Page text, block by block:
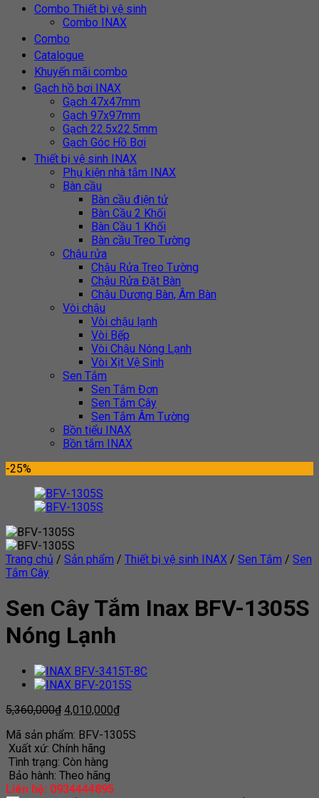
Combo Thiết bị vệ sinh
Combo INAX
Combo
Catalogue
Khuyến mãi combo
Gạch hồ bơi INAX
Gạch 47x47mm
Gạch 97x97mm
Gạch 22.5x22.5mm
Gạch Góc Hồ Bơi
Thiết bị vệ sinh INAX
Phụ kiện nhà tắm INAX
Bàn cầu
Bàn cầu điện tử
Bàn Cầu 2 Khối
Bàn Cầu 1 Khối
Bàn cầu Treo Tường
Chậu rửa
Chậu Rửa Treo Tường
Chậu Rửa Đặt Bàn
Chậu Dương Bàn, Âm Bàn
Vòi chậu
Vòi chậu lạnh
Vòi Bếp
Vòi Chậu Nóng Lạnh
Vòi Xịt Vệ Sinh
Sen Tắm
Sen Tắm Đơn
Sen Tắm Cây
Sen Tắm Âm Tường
Bồn tiểu INAX
Bồn tắm INAX
-25%
Trang chủ / Sản phẩm / Thiết bị vệ sinh INAX / Sen Tắm / Sen
Tắm Cây
Sen Cây Tắm Inax BFV-1305S
Nóng Lạnh
5,360,000₫ 4,010,000₫
Mã sản phẩm: BFV-1305S
Xuất xứ: Chính hãng
Tình trạng: Còn hàng
Bảo hành: Theo hãng
Liên hệ: 0934444895